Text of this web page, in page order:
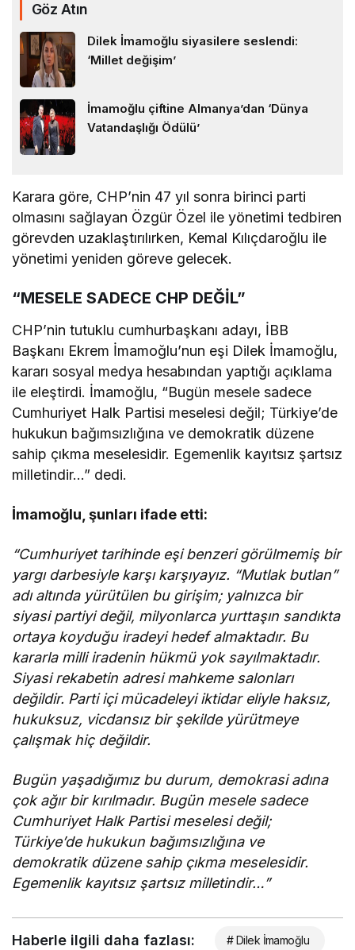
Göz Atın
Dilek İmamoğlu siyasilere seslendi:
‘Millet değişim’
İmamoğlu çiftine Almanya’dan ‘Dünya
Vatandaşlığı Ödülü’
Karara göre, CHP’nin 47 yıl sonra birinci parti
olmasını sağlayan Özgür Özel ile yönetimi tedbiren
görevden uzaklaştırılırken, Kemal Kılıçdaroğlu ile
yönetimi yeniden göreve gelecek.
“MESELE SADECE CHP DEĞİL”
CHP’nin tutuklu cumhurbaşkanı adayı, İBB
Başkanı Ekrem İmamoğlu’nun eşi Dilek İmamoğlu,
kararı sosyal medya hesabından yaptığı açıklama
ile eleştirdi. İmamoğlu, “Bugün mesele sadece
Cumhuriyet Halk Partisi meselesi değil; Türkiye’de
hukukun bağımsızlığına ve demokratik düzene
sahip çıkma meselesidir. Egemenlik kayıtsız şartsız
milletindir…” dedi.
İmamoğlu, şunları ifade etti:
“Cumhuriyet tarihinde eşi benzeri görülmemiş bir
yargı darbesiyle karşı karşıyayız. “Mutlak butlan”
adı altında yürütülen bu girişim; yalnızca bir
siyasi partiyi değil, milyonlarca yurttaşın sandıkta
ortaya koyduğu iradeyi hedef almaktadır. Bu
kararla milli iradenin hükmü yok sayılmaktadır.
Siyasi rekabetin adresi mahkeme salonları
değildir. Parti içi mücadeleyi iktidar eliyle haksız,
hukuksuz, vicdansız bir şekilde yürütmeye
çalışmak hiç değildir.
Bugün yaşadığımız bu durum, demokrasi adına
çok ağır bir kırılmadır. Bugün mesele sadece
Cumhuriyet Halk Partisi meselesi değil;
Türkiye’de hukukun bağımsızlığına ve
demokratik düzene sahip çıkma meselesidir.
Egemenlik kayıtsız şartsız milletindir…”
Haberle ilgili daha fazlası: # Dilek İmamoğlu